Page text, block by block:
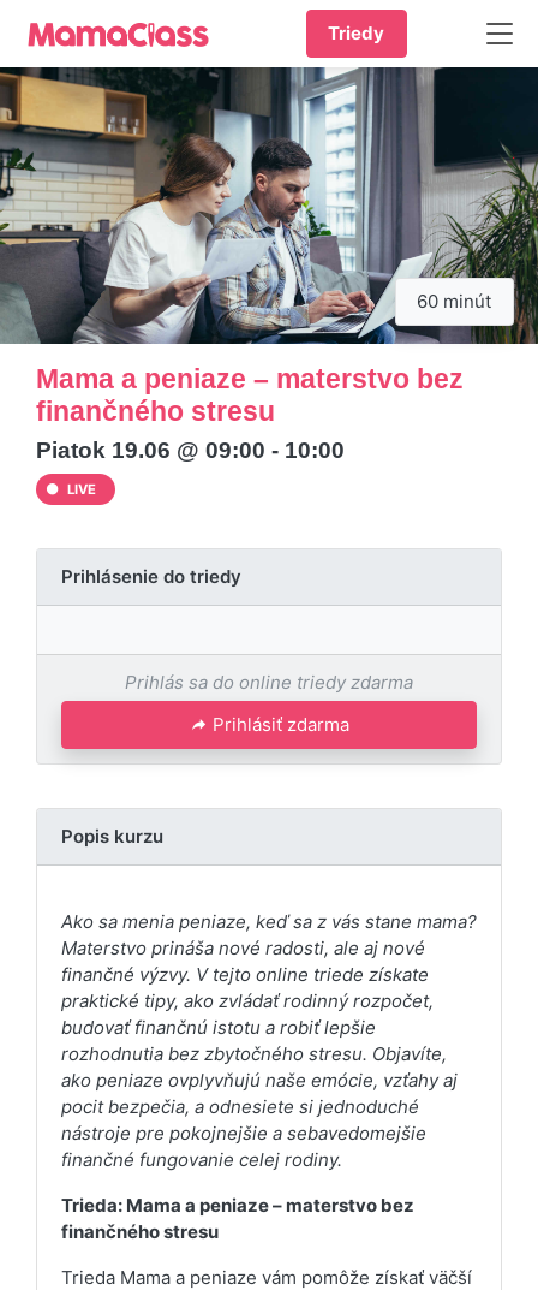
Triedy
60 minút
Mama a peniaze – materstvo bez
finančného stresu
Piatok 19.06 @ 09:00 - 10:00
LIVE
Prihlásenie do triedy
Prihlás sa do online triedy zdarma
Prihlásiť zdarma
Popis kurzu
Ako sa menia peniaze, keď sa z vás stane mama?
Materstvo prináša nové radosti, ale aj nové
finančné výzvy. V tejto online triede získate
praktické tipy, ako zvládať rodinný rozpočet,
budovať finančnú istotu a robiť lepšie
rozhodnutia bez zbytočného stresu. Objavíte,
ako peniaze ovplyvňujú naše emócie, vzťahy aj
pocit bezpečia, a odnesiete si jednoduché
nástroje pre pokojnejšie a sebavedomejšie
finančné fungovanie celej rodiny.
Trieda: Mama a peniaze – materstvo bez
finančného stresu
Trieda Mama a peniaze vám pomôže získať väčší